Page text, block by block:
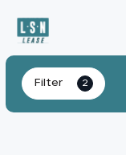
Filter 2